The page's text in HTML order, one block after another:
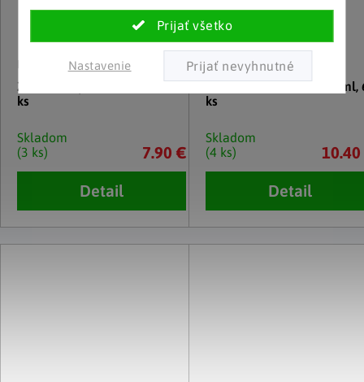
Nastavenie
Haushalt international
Zaváracie poháre, 540 ml, 6
ks
Skladom
(3 ks)
7.90 €
Detail
Haushalt international
Poháre na varenie 720 ml,
ks
Skladom
(4 ks)
Detail